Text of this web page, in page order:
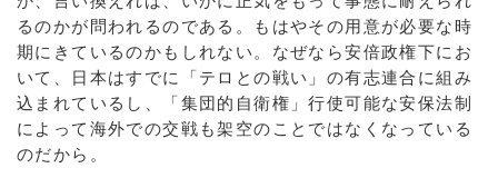
るのかが問われるのである。もはやその用意が必要な時
期にきているのかもしれない。なぜなら安倍政権下にお
いて、日本はすでに「テロとの戦い」の有志連合に組み
込まれているし、「集団的自衛権」行使可能な安保法制
によって海外での交戦も架空のことではなくなっている
のだから。